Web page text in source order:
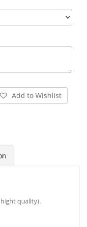
Add to Wishlist
quality).